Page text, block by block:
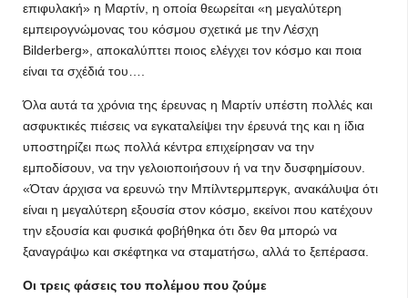
επιφυλακή» η Μαρτίν, η οποία θεωρείται «η μεγαλύτερη
εμπειρογνώμονας του κόσμου σχετικά με την Λέσχη
Bilderberg», αποκαλύπτει ποιος ελέγχει τον κόσμο και ποια
είναι τα σχέδιά του….
Όλα αυτά τα χρόνια της έρευνας η Μαρτίν υπέστη πολλές και
ασφυκτικές πιέσεις να εγκαταλείψει την έρευνά της και η ίδια
υποστηρίζει πως πολλά κέντρα επιχείρησαν να την
εμποδίσουν, να την γελοιοποιήσουν ή να την δυσφημίσουν.
«Όταν άρχισα να ερευνώ την Μπίλντερμπεργκ, ανακάλυψα ότι
είναι η μεγαλύτερη εξουσία στον κόσμο, εκείνοι που κατέχουν
την εξουσία και φυσικά φοβήθηκα ότι δεν θα μπορώ να
ξαναγράψω και σκέφτηκα να σταματήσω, αλλά το ξεπέρασα.
Οι τρεις φάσεις του πολέμου που ζούμε